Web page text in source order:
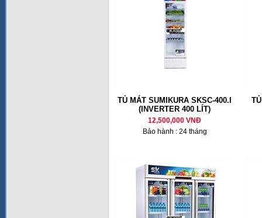
TỦ MÁT SUMIKURA SKSC-400.I
(INVERTER 400 LÍT)
12,500,000 VNĐ
Bảo hành : 24 tháng